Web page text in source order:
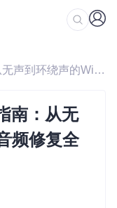
/ 开源项目音频故障排除指南：从无声到环绕声的Winlator音频修复全攻略
南：从无
频修复全